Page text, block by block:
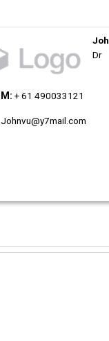
Dr
M: + 61 490033121
Johnvu@y7mail.com